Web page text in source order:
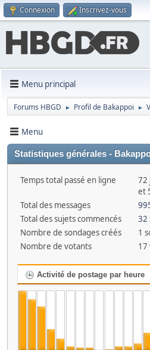
Connexion Inscrivez-vous
Menu principal
Forums HBGD ► Profil de Bakappoi ►
Menu
Statistiques générales -
Temps total passé en ligne
72
et
Total des messages
Total des sujets commencés
32
Nombre de sondages créés
1
Nombre de votants
17
Activité de postage par heure